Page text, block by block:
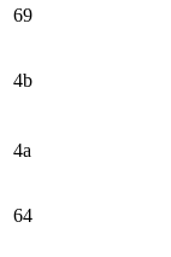
69
4b
4a
64